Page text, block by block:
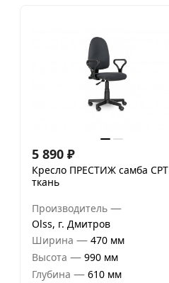
5 890 ₽
Кресло ПРЕСТИЖ самба СРТ
ткань
Производитель —
Olss, г. Дмитров
Ширина — 470 мм
Высота — 990 мм
Глубина — 610 мм